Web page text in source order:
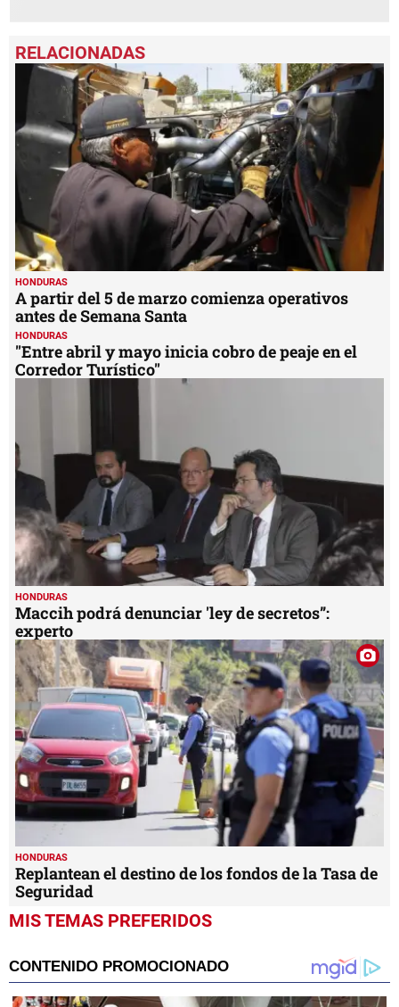
HONDURAS
A partir del 5 de marzo comienza operativos
antes de Semana Santa
HONDURAS
"Entre abril y mayo inicia cobro de peaje en el
Corredor Turístico"
HONDURAS
Maccih podrá denunciar 'ley de secretos”:
experto
HONDURAS
Replantean el destino de los fondos de la Tasa de
Seguridad
MIS TEMAS PREFERIDOS